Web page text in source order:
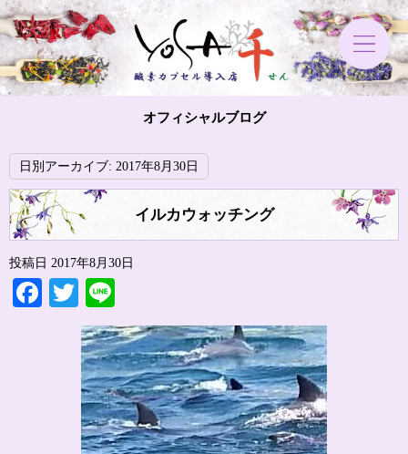
オフィシャルブログ
日別アーカイブ: 2017年8月30日
イルカウォッチング
投稿日 2017年8月30日
Facebook
Twitter